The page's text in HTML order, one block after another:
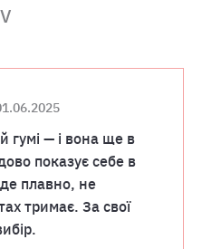
гумі — і вона ще в
показує себе в
плавно, не
тримає. За свої